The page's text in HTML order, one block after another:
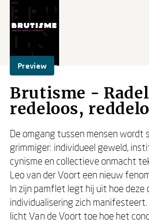
Preview
Brutisme -
redeloos,
De omgang tussen mensen wordt
grimmiger: individueel geweld,
cynisme en collectieve onmacht
Leo van der Voort een nieuw
In zijn pamflet legt hij uit hoe deze
individualisering zich manifesteert.
licht Van de Voort toe hoe het